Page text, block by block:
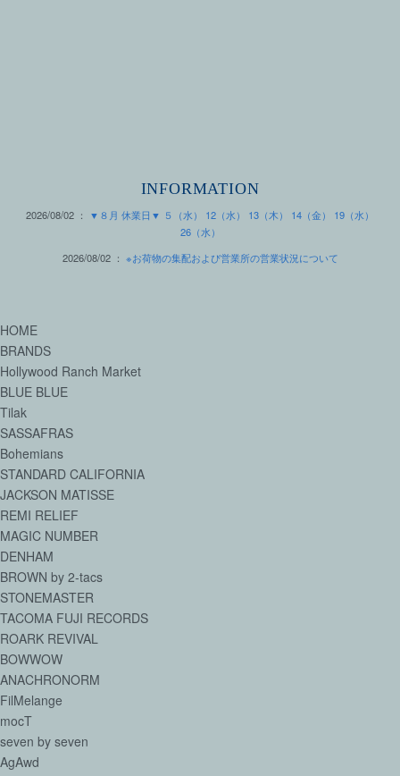
INFORMATION
2026/08/02 ：
▼８月 休業日▼ ５（水） 12（水） 13（木） 14（金） 19（水）
26（水）
2026/08/02 ： ※お荷物の集配および営業所の営業状況について
HOME
BRANDS
Hollywood Ranch Market
BLUE BLUE
Tilak
SASSAFRAS
Bohemians
STANDARD CALIFORNIA
JACKSON MATISSE
REMI RELIEF
MAGIC NUMBER
DENHAM
BROWN by 2-tacs
STONEMASTER
TACOMA FUJI RECORDS
ROARK REVIVAL
BOWWOW
ANACHRONORM
FilMelange
mocT
seven by seven
AgAwd